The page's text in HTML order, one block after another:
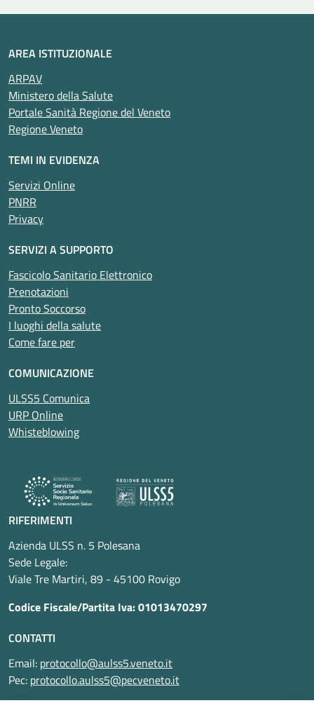
AREA ISTITUZIONALE
ARPAV
Ministero della Salute
Portale Sanità Regione del Veneto
Regione Veneto
TEMI IN EVIDENZA
Servizi Online
PNRR
Privacy
SERVIZI A SUPPORTO
Fascicolo Sanitario Elettronico
Prenotazioni
Pronto Soccorso
I luoghi della salute
Come fare per
COMUNICAZIONE
ULSS5 Comunica
URP Online
Whisteblowing
RIFERIMENTI
Azienda ULSS n. 5 Polesana
Sede Legale:
Viale Tre Martiri, 89 - 45100 Rovigo
Codice Fiscale/Partita Iva: 01013470297
CONTATTI
Email: protocollo@aulss5.veneto.it
Pec: protocollo.aulss5@pecveneto.it